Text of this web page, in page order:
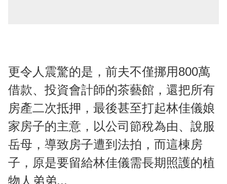
更令人震驚的是，前夫不僅挪用800萬
借款、投資會計師的茶藝館，還把所有
房產二次抵押，最後甚至打起林佳儀娘
家房子的主意，以公司節稅為由、說服
岳母，導致房子遭到法拍，而這棟房
子，原是要留給林佳儀需長期照護的植
物人弟弟...